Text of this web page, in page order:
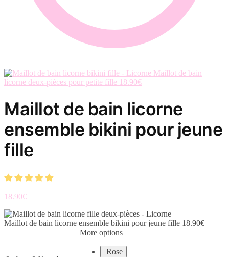
Maillot de bain
licorne deux-pièces pour petite fille 18.90€
Maillot de bain licorne
ensemble bikini pour jeune
fille
18.90€
Maillot de bain licorne ensemble bikini pour jeune fille 18.90€
More options
Rose